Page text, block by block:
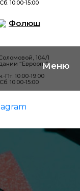
Сб. 10:00-15:00
Фолюш
104/1
“Евроопт”)
Пт. 10:00-19:00
Сб. 10:00-15:00